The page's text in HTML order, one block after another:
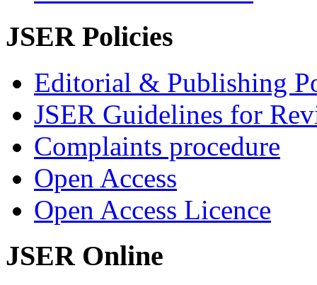
JSER Policies
Editorial & Publishing
JSER Guidelines for
Complaints procedure
Open Access
Open Access Licence
JSER Online